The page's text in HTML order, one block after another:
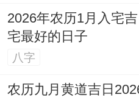
2026年农历1月入宅
宅最好的日子
八字
农历九月黄道吉日